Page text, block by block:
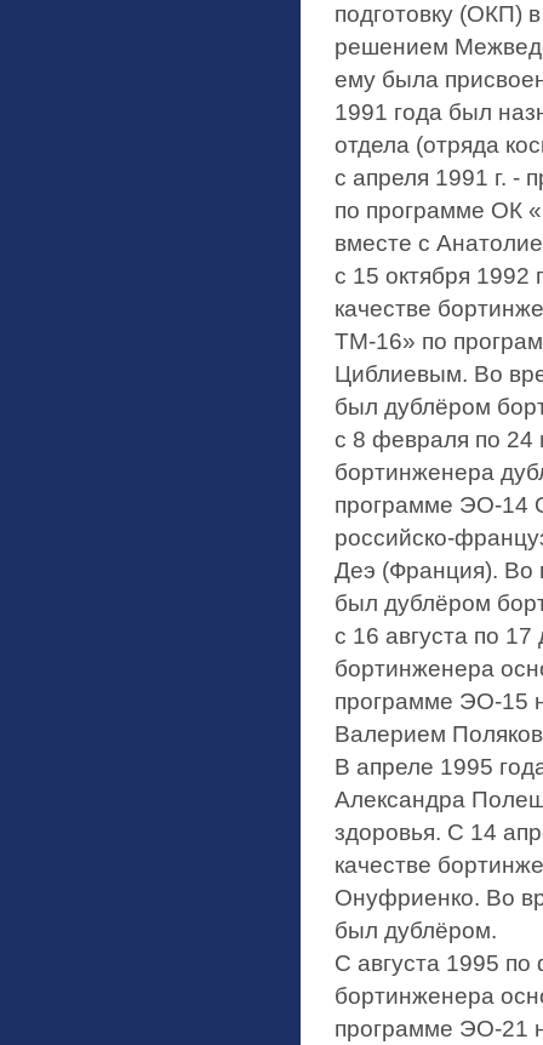
подготовку (ОКП)
решением
ему была
1991 года был
отдела (отряда
с апреля 1991 г. -
по программе ОК
вместе с
с 15 октября 1992
качестве
ТМ-16» по
Циблиевым. Во
был дублёром
с 8 февраля по 24
бортинженера
программе ЭО-14
российско-
Деэ (Франция). Во
был дублёром
с 16 августа по 17
бортинженера
программе ЭО-15
Валерием
В апреле 1995
Александра
здоровья. С 14
качестве
Онуфриенко. Во
был дублёром.
С августа 1995 по
бортинженера
программе ЭО-21